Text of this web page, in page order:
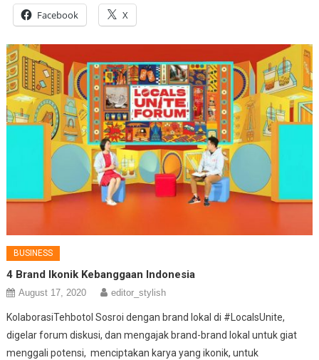
Facebook X
BUSINESS
4 Brand Ikonik Kebanggaan Indonesia
August 17, 2020 editor_stylish
KolaborasiTehbotol Sosroi dengan brand lokal di #LocalsUnite,
digelar forum diskusi, dan mengajak brand-brand lokal untuk giat
menggali potensi, menciptakan karya yang ikonik, untuk